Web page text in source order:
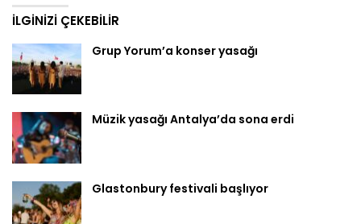
İLGINIZI ÇEKEBILIR
Grup Yorum’a konser yasağı
Müzik yasağı Antalya’da sona erdi
Glastonbury festivali başlıyor